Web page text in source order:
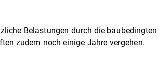
Belastungen durch die baubedingten
zudem noch einige Jahre vergehen.